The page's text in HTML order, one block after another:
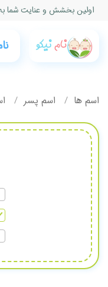
اولین بخشش و عنایت شما به
اسم ها اسم پسر